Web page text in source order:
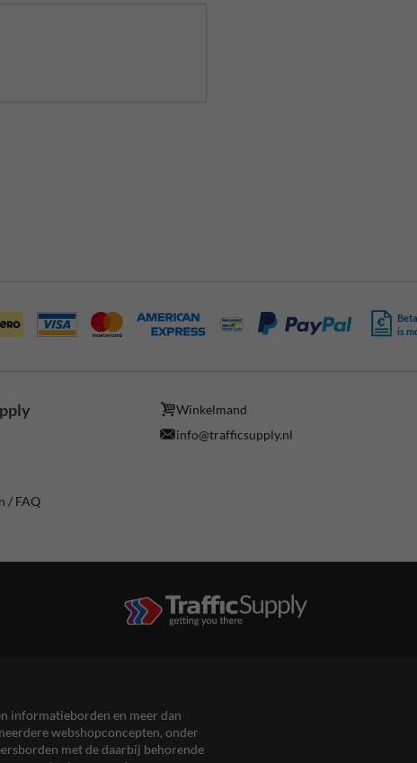
is
/ FAQ
Winkelmand
info@trafficsupply.nl
informatieborden en meer dan
webshopconcepten, onder
met de daarbij behorende